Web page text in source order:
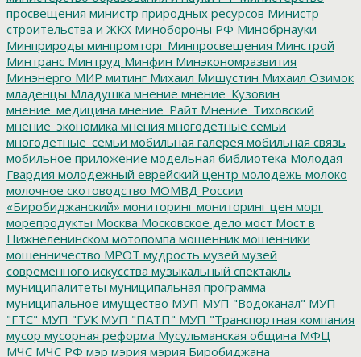
просвещения министр природных ресурсов Министр
строительства и ЖКХ Минобороны РФ Минобрнауки
Минприроды минпромторг Минпросвещения Минстрой
Минтранс Минтруд Минфин Минэкономразвития
Минэнерго МИР митинг Михаил Мишустин Михаил Озимок
младенцы Младушка мнение мнение_Кузовин
мнение_медицина мнение_Райт Мнение_Тиховский
мнение_экономика мнения многодетные семьи
многодетные_семьи мобильная галерея мобильная связь
мобильное приложение модельная библиотека Молодая
Гвардия молодежный еврейский центр молодежь молоко
молочное скотоводство МОМВД России
«Биробиджанский» мониторинг мониторинг цен морг
морепродукты Москва Московское дело мост Мост в
Нижнеленинском мотопомпа мошенник мошенники
мошенничество МРОТ мудрость музей музей
современного искусства музыкальный спектакль
муниципалитеты муниципальная программа
муниципальное имущество МУП МУП "Водоканал" МУП
"ГТС" МУП "ГУК МУП "ПАТП" МУП "Транспортная компания
мусор мусорная реформа Мусульманская община МФЦ
МЧС МЧС РФ мэр мэрия мэрия Биробиджана